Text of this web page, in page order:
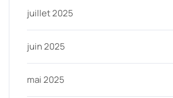
juillet 2025
juin 2025
mai 2025